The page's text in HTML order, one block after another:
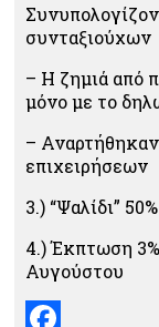
συνταξιούχων
– Η ζημιά από
μόνο με το
–
επιχειρήσεων
3.) “Ψαλίδι”
4.) Έκπτωση
Αυγούστου